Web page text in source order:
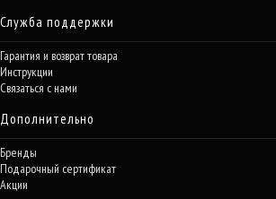
Служба поддержки
Гарантия и возврат товара
Инструкции
Связаться с нами
Дополнительно
Бренды
Подарочный сертификат
Акции